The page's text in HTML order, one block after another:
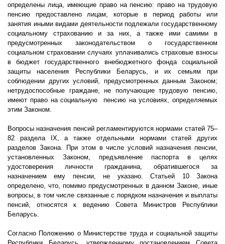
определены лица, имеющие право на пенсию: право на трудовую
пенсию предоставлено лицам, которые в период работы или
занятия иными видами деятельности подлежали государственному
социальному страхованию и за них, а также ими самими в
предусмотренных законодательством о государственном
социальном страховании случаях уплачивались страховые взносы
в бюджет государственного внебюджетного фонда социальной
защиты населения Республики Беларусь, и их семьям при
соблюдении других условий, предусмотренных данным Законом;
нетрудоспособные граждане, не получающие трудовую пенсию,
имеют право на социальную
пенсию на условиях, определяемых
этим Законом.
Вопросы назначения пенсий регламентируются нормами статей 75–
82 раздела IX, а также отдельными нормами статей других
разделов Закона. При этом в числе условий назначения пенсии,
установленных Законом, предъявление паспорта в целях
удостоверения личности гражданина, обратившегося за
назначением ему пенсии, не указано. Статьей 10 Закона
определено, что, помимо предусмотренных в данном Законе, иные
вопросы, в том числе связанные с порядком назначения и выплаты
пенсий, относятся к ведению Совета Министров Республики
Беларусь.
Согласно Положению о Министерстве труда и социальной защиты